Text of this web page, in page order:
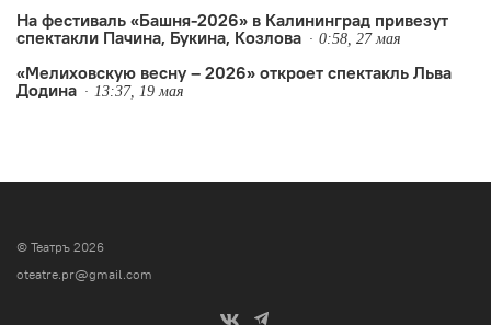
На фестиваль «Башня-2026» в Калининград привезут
спектакли Пачина, Букина, Козлова
0:58, 27 мая
«Мелиховскую весну – 2026» откроет спектакль Льва
Додина
13:37, 19 мая
© Театръ 2026
oteatre.pr@gmail.com